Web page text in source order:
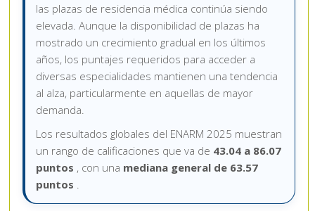
las plazas de residencia médica continúa siendo
elevada. Aunque la disponibilidad de plazas ha
mostrado un crecimiento gradual en los últimos
años, los puntajes requeridos para acceder a
diversas especialidades mantienen una tendencia
al alza, particularmente en aquellas de mayor
demanda.
Los resultados globales del ENARM 2025 muestran
un rango de calificaciones que va de 43.04 a 86.07
puntos , con una mediana general de 63.57
puntos .